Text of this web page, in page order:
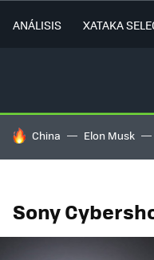
ANÁLISIS XATAKA
HOY SE HABLA DE
China Elon Musk
Sony